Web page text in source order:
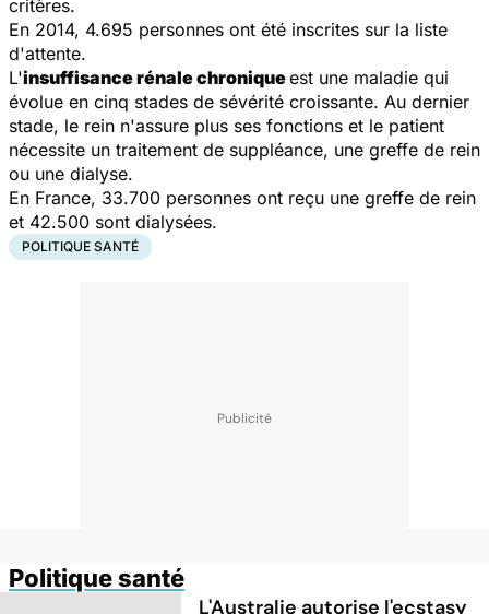
critères.
En 2014, 4.695 personnes ont été inscrites sur la liste
d'attente.
L'insuffisance rénale chroniqueest une maladie qui
évolue en cinq stades de sévérité croissante. Au dernier
stade, le rein n'assure plus ses fonctions et le patient
nécessite un traitement de suppléance, une greffe de rein
ou une dialyse.
En France, 33.700 personnes ont reçu une greffe de rein
et 42.500 sont dialysées.
POLITIQUE SANTÉ
Politique santé
L'Australie autorise l'ecstasy